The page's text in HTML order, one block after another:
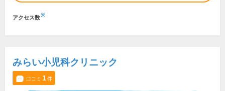
アクセス数※
みらい小児科クリニック
口コミ 1件